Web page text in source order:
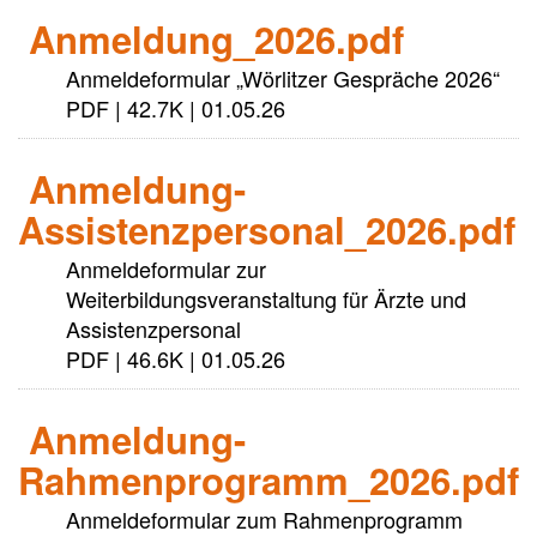
Anmeldung_2026.pdf
Anmeldeformular „Wörlitzer Gespräche 2026“
PDF | 42.7K | 01.05.26
Anmeldung-
Assistenzpersonal_2026.pdf
Anmeldeformular zur
Weiterbildungsveranstaltung für Ärzte und
Assistenzpersonal
PDF | 46.6K | 01.05.26
Anmeldung-
Rahmenprogramm_2026.pdf
Anmeldeformular zum Rahmenprogramm